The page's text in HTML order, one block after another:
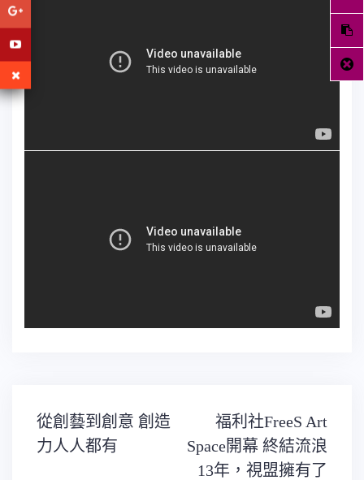
文
章
導
從創藝到創意 創造
力人人都有
福利社FreeS Art
Space開幕 終結流浪
13年，視盟擁有了